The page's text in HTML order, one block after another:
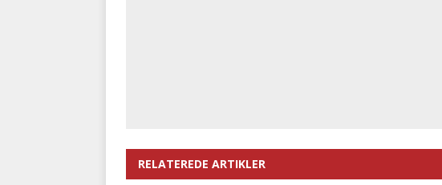
RELATEREDE ARTIKLER